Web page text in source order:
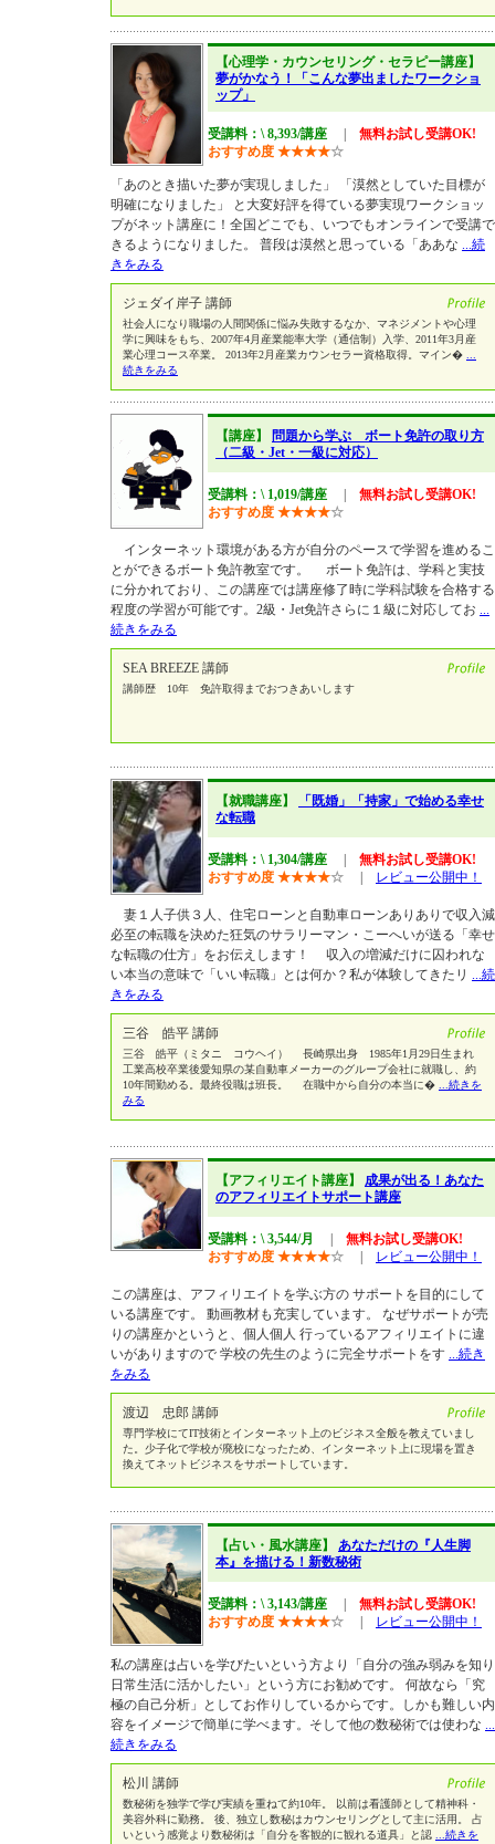
【心理学・カウンセリング・セラピー講座】
夢がかなう！「こんな夢出ましたワークショ
ップ」
受講料：\ 8,393/講座
無料お試し受講OK!
おすすめ度 ★★★★☆
「あのとき描いた夢が実現しました」 「漠然としていた目標が
明確になりました」 と大変好評を得ている夢実現ワークショッ
プがネット講座に！全国どこでも、いつでもオンラインで受講で
きるようになりました。 普段は漠然と思っている「ああな ...続
きをみる
ジェダイ岸子 講師
社会人になり職場の人間関係に悩み失敗するなか、マネジメントや心理
学に興味をもち、2007年4月産業能率大学（通信制）入学、2011年3月産
業心理コース卒業。 2013年2月産業カウンセラー資格取得。マイン�
続きをみる
【講座】
問題から学ぶ ボート免許の取り方
（二級・Jet・一級に対応）
受講料：\ 1,019/講座
無料お試し受講OK!
おすすめ度 ★★★★☆
インターネット環境がある方が自分のペースで学習を進めるこ
とができるボート免許教室です。 ボート免許は、学科と実技
に分かれており、この講座では講座修了時に学科試験を合格する
程度の学習が可能です。2級・Jet免許さらに１級に対応してお ...
続きをみる
SEA BREEZE 講師
講師歴 10年 免許取得までおつきあいします
【就職講座】
「既婚」「持家」で始める幸せ
な転職
受講料：\ 1,304/講座
無料お試し受講OK!
おすすめ度 ★★★★☆ レビュー公開中！
妻１人子供３人、住宅ローンと自動車ローンありありで収入減
必至の転職を決めた狂気のサラリーマン・こーへいが送る「幸せ
な転職の仕方」をお伝えします！ 収入の増減だけに囚われな
い本当の意味で「いい転職」とは何か？私が体験してきたリ ...続
きをみる
三谷 皓平 講師
三谷 皓平（ミタニ コウヘイ） 長崎県出身 1985年1月29日生まれ
工業高校卒業後愛知県の某自動車メーカーのグループ会社に就職し、約
10年間勤める。最終役職は班長。 在職中から自分の本当に�
...続きを
みる
【アフィリエイト講座】 成果が出る！あなた
のアフィリエイトサポート講座
受講料：\ 3,544/月
無料お試し受講OK!
おすすめ度 ★★★★☆ レビュー公開中！
この講座は、アフィリエイトを学ぶ方の サポートを目的にして
いる講座です。 動画教材も充実しています。 なぜサポートが売
りの講座かというと、個人個人 行っているアフィリエイトに違
いがありますので 学校の先生のように完全サポートをす ...続き
をみる
渡辺 忠郎 講師
専門学校にてIT技術とインターネット上のビジネス全般を教えていまし
た。少子化で学校が廃校になったため、インターネット上に現場を置き
換えてネットビジネスをサポートしています。
【占い・風水講座】 あなただけの『人生脚
本』を描ける！新数秘術
受講料：\ 3,143/講座
無料お試し受講OK!
おすすめ度 ★★★★☆ レビュー公開中！
私の講座は占いを学びたいという方より「自分の強み弱みを知り
日常生活に活かしたい」という方にお勧めです。 何故なら「究
極の自己分析」としてお作りしているからです。しかも難しい内
容をイメージで簡単に学べます。そして他の数秘術では使わな ...
続きをみる
松川 講師
数秘術を独学で学び実績を重ねて約10年。 以前は看護師として精神科・
美容外科に勤務。 後、独立し数秘はカウンセリングとして主に活用。 占
いという感覚より数秘術は「自分を客観的に観れる道具」と認
...続きを